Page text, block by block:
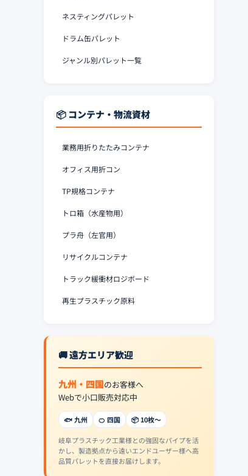
ネスティングパレット
ドラム缶パレット
ジャンル別パレット一覧
📦 コンテナ・物流資材
業務用折りたたみコンテナ
オフィス用折コン
TP規格コンテナ
トロ箱（水産物用）
プラ舟（左官用）
リサイクルコンテナ
トラック緩衝材ロジボード
再生プラスチック原料
🚚 遠方エリア歓迎
九州・四国のお客様へ
Webで小口販売対応中
🐟 九州 🍊 四国 📦 10枚〜
岐阜プラスチック工業様との強固なパイプを活
かし、製造拠点から遠いエンドユーザー様へ高
品質パレットを直接お届けします。